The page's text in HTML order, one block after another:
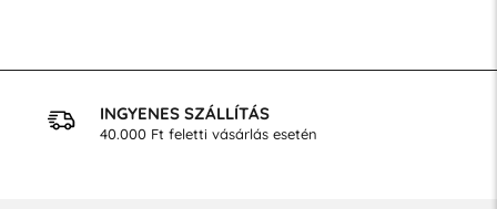
INGYENES SZÁLLÍTÁS
40.000 Ft feletti vásárlás esetén